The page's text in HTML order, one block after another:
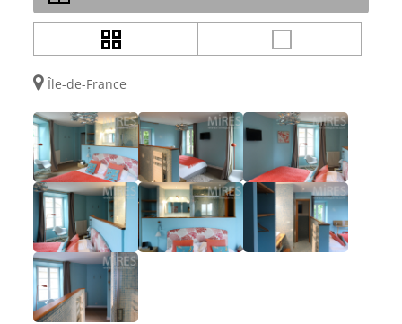
Île-de-France